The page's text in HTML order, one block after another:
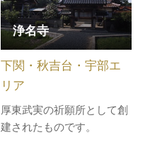
浄名寺
厚東武実の祈願所として創
建されたものです。
下関・秋吉台・宇部エ
リア